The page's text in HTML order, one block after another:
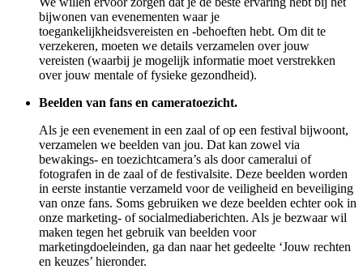
bijwonen van evenementen waar je
toegankelijkheidsvereisten en -behoeften hebt. Om dit te
verzekeren, moeten we details verzamelen over jouw
vereisten (waarbij je mogelijk informatie moet verstrekken
over jouw mentale of fysieke gezondheid).
Beelden van fans en cameratoezicht.
Als je een evenement in een zaal of op een festival bijwoont,
verzamelen we beelden van jou. Dat kan zowel via
bewakings- en toezichtcamera’s als door cameralui of
fotografen in de zaal of de festivalsite. Deze beelden worden
in eerste instantie verzameld voor de veiligheid en beveiliging
van onze fans. Soms gebruiken we deze beelden echter ook in
onze marketing- of socialmediaberichten. Als je bezwaar wil
maken tegen het gebruik van beelden voor
marketingdoeleinden, ga dan naar het gedeelte ‘Jouw rechten
en keuzes’ hieronder.